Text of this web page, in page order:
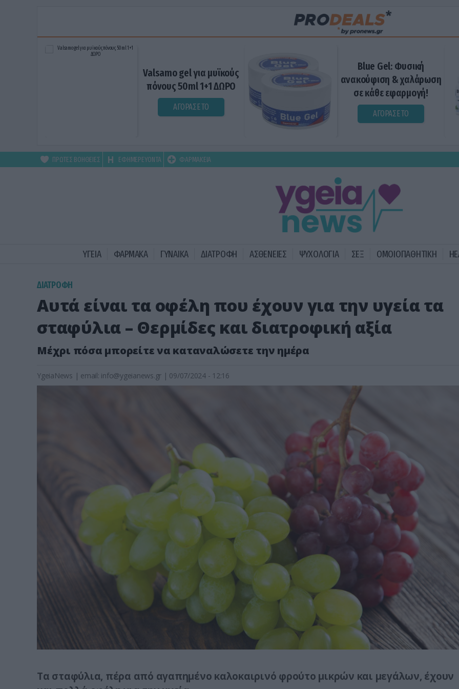
Valsamo gel για μυϊκούς
πόνους 50ml 1+1 ΔΩΡΟ
ΑΓΟΡΑΣΕ ΤΟ
Blue Gel: Φυσική
ανακούφιση & χαλάρωση
σε κάθε εφαρμογή!
ΑΓΟΡΑΣΕ ΤΟ
ΠΡΩΤΕΣ ΒΟΗΘΕΙΕΣ ΕΦΗΜΕΡΕΥΟΝΤΑ ΦΑΡΜΑΚΕΙΑ
ΥΓΕΙΑ ΦΑΡΜΑΚΑ ΓΥΝΑΙΚΑ ΔΙΑΤΡΟΦΗ ΑΣΘΕΝΕΙΕΣ ΨΥΧΟΛΟΓΙΑ ΣΕΞ ΟΜΟΙΟΠΑΘΗΤΙΚΗ
ΔΙΑΤΡΟΦΗ
Αυτά είναι τα οφέλη που έχουν για την υγεία τα
σταφύλια – Θερμίδες και διατροφική αξία
Μέχρι πόσα μπορείτε να καταναλώσετε την ημέρα
YgeiaNews | email: info@ygeianews.gr | 09/07/2024 - 12:16
Τα σταφύλια, πέρα από αγαπημένο καλοκαιρινό φρούτο μικρών και μεγάλων, έχουν